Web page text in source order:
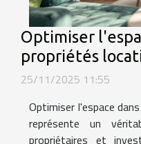
Optimiser
propriétés
25/11/2025 11:55
Optimiser l'espace
représente un
propriétaires et